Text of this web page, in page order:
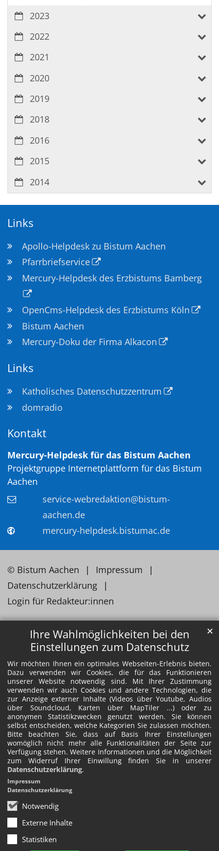
Ihre Wahlmöglichkeiten bei den
Einstellungen zum Datenschutz
Wir möchten Ihnen ein optimales Webseiten-Erlebnis bieten.
Dazu verwenden wir Cookies, die für das Funktionieren
unserer Website notwendig sind. Mit Ihrer Zustimmung
verwenden wir auch Cookies und andere Technologien, die
zur Anzeige externer Inhalte (Videos über Youtube, Audios
über Soundcloud, Karten über MapTiler ...) oder zu
anonymen Statistikzwecken genutzt werden. Sie können
selbst entscheiden, welche Kategorien Sie zulassen möchten.
Bitte beachten Sie, dass auf Basis Ihrer Einstellungen
womöglich nicht mehr alle Funktionalitäten der Seite zur
Verfügung stehen. Weitere Informationen und die Möglichkeit
zum Widerruf Ihrer Einwillung finden Sie in unserer
Datenschutzerklärung.
Notwendig
Externe Inhalte
Statistiken
✕
Impressum
Datenschutzerklärung
2023
2022
2021
2020
2019
2018
2016
2015
2014
Links
Apollo-Helpdesk zu Bistum Aachen
Pfarrbriefservice
Mercury-Helpdesk des Erzbistums Bamberg
OpenCms-Helpdesk des Erzbistums Köln
Bistum Aachen
Mercury-Doku der Firma Alkacon
Links
Katholisches Datenschutzzentrum
domradio
Kontakt
Mercury-Helpdesk für das Bistum Aachen
Projektgruppe Internetplattform für das Bistum
Aachen
service-webredaktion@bistum-
aachen.de
mercury-helpdesk.bistumac.de
© Bistum Aachen
Impressum
Datenschutzerklärung
Login für Redakteur:innen